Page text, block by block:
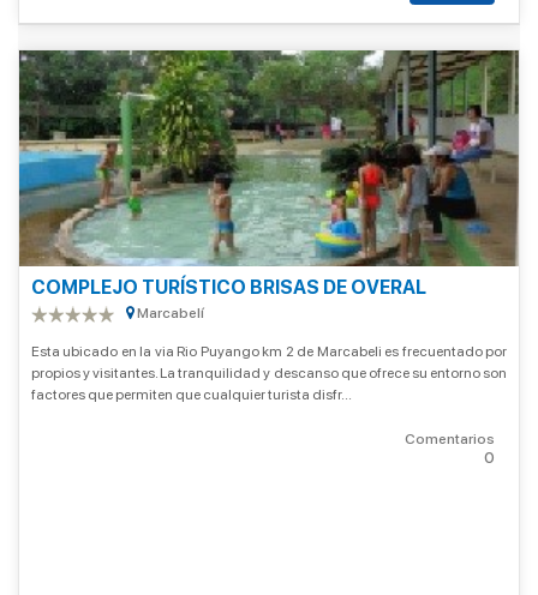
COMPLEJO TURÍSTICO BRISAS DE OVERAL
Marcabelí
Esta ubicado en la via Rio Puyango km 2 de Marcabeli es frecuentado por
propios y visitantes. La tranquilidad y descanso que ofrece su entorno son
factores que permiten que cualquier turista disfr...
Comentarios
0